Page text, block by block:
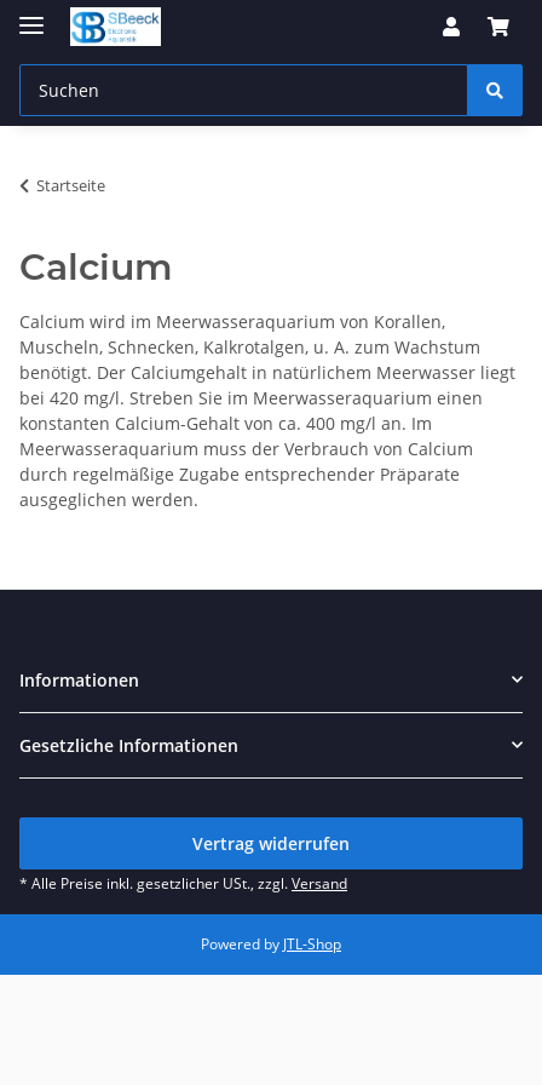
Startseite
Calcium
Calcium wird im Meerwasseraquarium von Korallen,
Muscheln, Schnecken, Kalkrotalgen, u. A. zum Wachstum
benötigt. Der Calciumgehalt in natürlichem Meerwasser liegt
bei 420 mg/l. Streben Sie im Meerwasseraquarium einen
konstanten Calcium-Gehalt von ca. 400 mg/l an. Im
Meerwasseraquarium muss der Verbrauch von Calcium
durch regelmäßige Zugabe entsprechender Präparate
ausgeglichen werden.
Informationen
Gesetzliche Informationen
Vertrag widerrufen
* Alle Preise inkl. gesetzlicher USt., zzgl.Versand
Powered by JTL-Shop